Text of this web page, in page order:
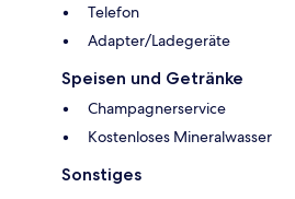
Telefon
Adapter/Ladegeräte
Speisen und Getränke
Champagnerservice
Kostenloses Mineralwasser
Sonstiges